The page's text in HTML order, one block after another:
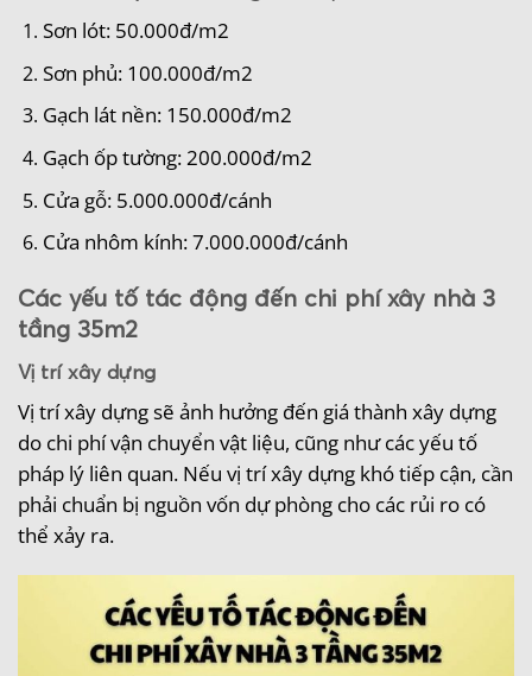
Sơn lót: 50.000đ/m2
Sơn phủ: 100.000đ/m2
Gạch lát nền: 150.000đ/m2
Gạch ốp tường: 200.000đ/m2
Cửa gỗ: 5.000.000đ/cánh
Cửa nhôm kính: 7.000.000đ/cánh
Các yếu tố tác động đến chi phí xây nhà 3
tầng 35m2
Vị trí xây dựng
Vị trí xây dựng sẽ ảnh hưởng đến giá thành xây dựng
do chi phí vận chuyển vật liệu, cũng như các yếu tố
pháp lý liên quan. Nếu vị trí xây dựng khó tiếp cận, cần
phải chuẩn bị nguồn vốn dự phòng cho các rủi ro có
thể xảy ra.